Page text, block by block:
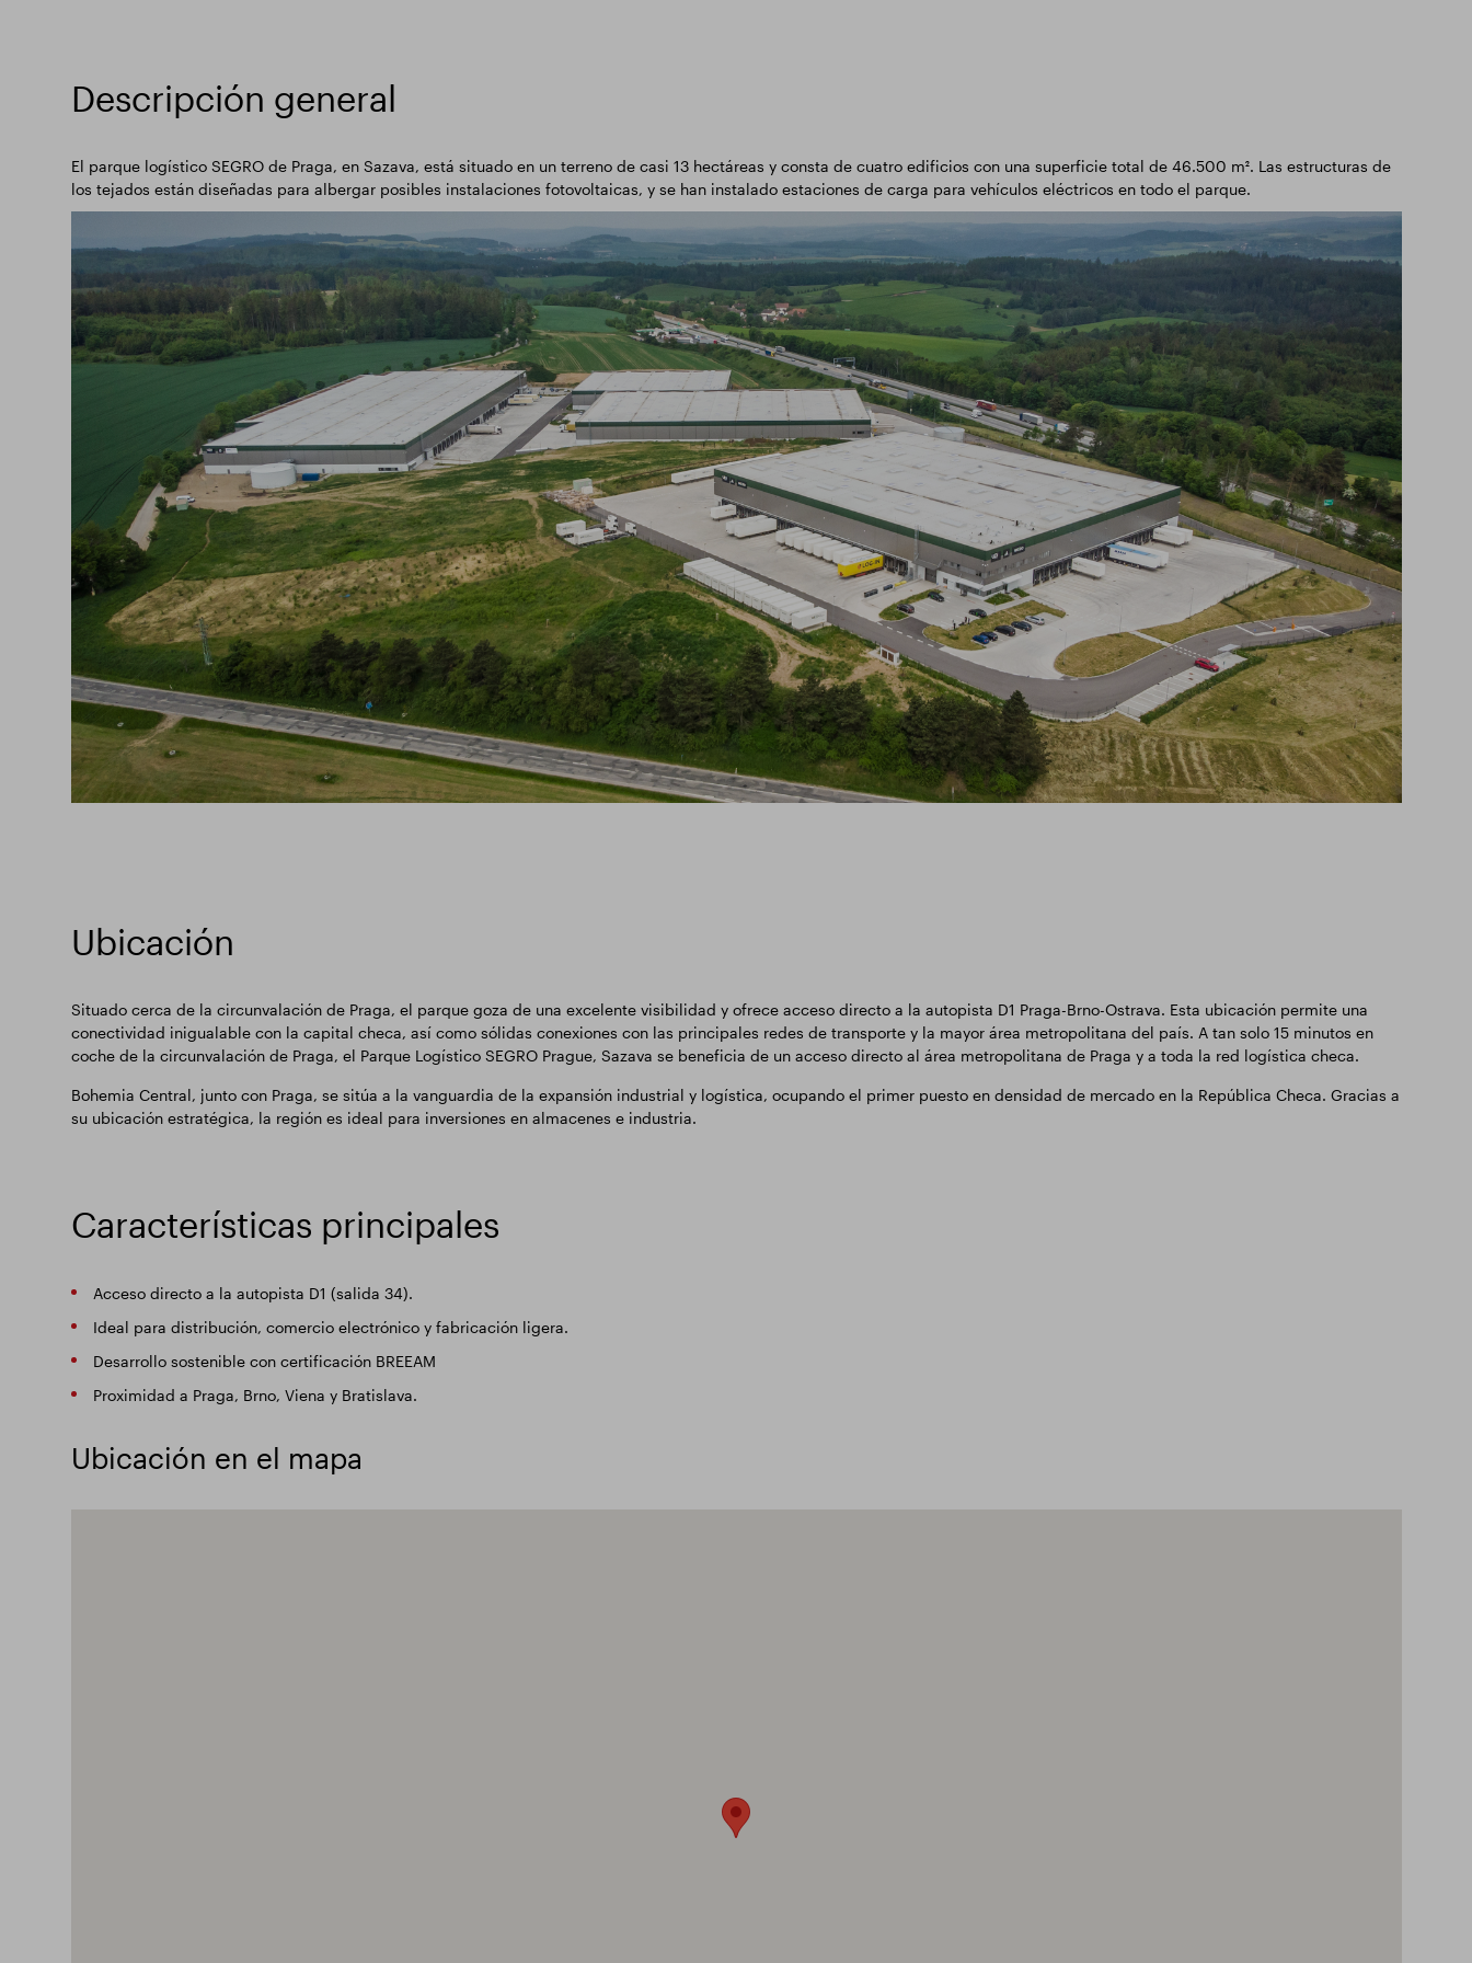
Descripción general
El parque logístico SEGRO de Praga, en Sazava, está situado en un terreno de casi 13 hectáreas y consta de cuatro edificios con una superficie total de 46.500 m². Las estructuras de
los tejados están diseñadas para albergar posibles instalaciones fotovoltaicas, y se han instalado estaciones de carga para vehículos eléctricos en todo el parque.
Ubicación
Situado cerca de la circunvalación de Praga, el parque goza de una excelente visibilidad y ofrece acceso directo a la autopista D1 Praga-Brno-Ostrava. Esta ubicación permite una
conectividad inigualable con la capital checa, así como sólidas conexiones con las principales redes de transporte y la mayor área metropolitana del país. A tan solo 15 minutos en
coche de la circunvalación de Praga, el Parque Logístico SEGRO Prague, Sazava se beneficia de un acceso directo al área metropolitana de Praga y a toda la red logística checa.
Bohemia Central, junto con Praga, se sitúa a la vanguardia de la expansión industrial y logística, ocupando el primer puesto en densidad de mercado en la República Checa. Gracias a
su ubicación estratégica, la región es ideal para inversiones en almacenes e industria.
Características principales
Acceso directo a la autopista D1 (salida 34).
Ideal para distribución, comercio electrónico y fabricación ligera.
Desarrollo sostenible con certificación BREEAM
Proximidad a Praga, Brno, Viena y Bratislava.
Ubicación en el mapa